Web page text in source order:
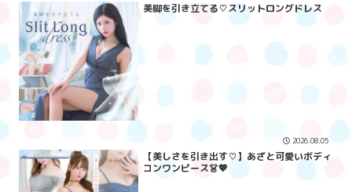
美脚を引き立てる♡スリットロングドレス
2026.08.05
【美しさを引き出す♡】あざと可愛いボディ
コンワンピース👗💖